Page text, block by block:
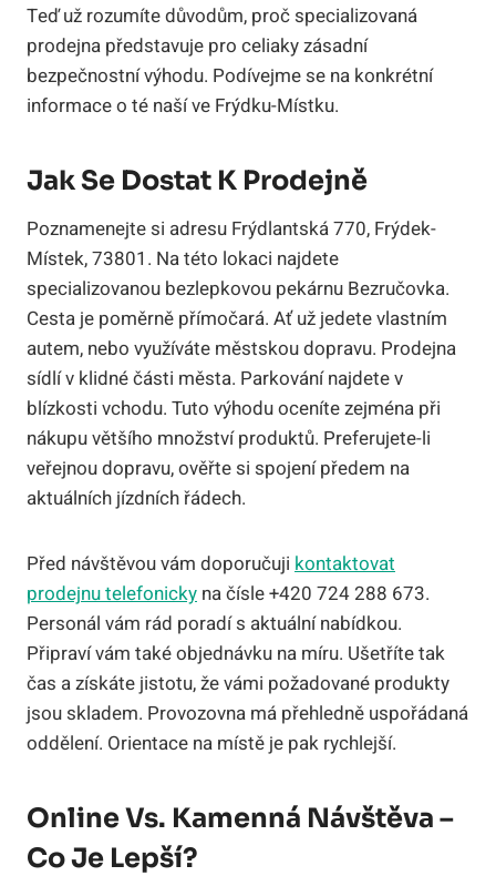
Teď už rozumíte důvodům, proč specializovaná
prodejna představuje pro celiaky zásadní
bezpečnostní výhodu. Podívejme se na konkrétní
informace o té naší ve Frýdku-Místku.
Jak Se Dostat K Prodejně
Poznamenejte si adresu Frýdlantská 770, Frýdek-
Místek, 73801. Na této lokaci najdete
specializovanou bezlepkovou pekárnu Bezručovka.
Cesta je poměrně přímočará. Ať už jedete vlastním
autem, nebo využíváte městskou dopravu. Prodejna
sídlí v klidné části města. Parkování najdete v
blízkosti vchodu. Tuto výhodu oceníte zejména při
nákupu většího množství produktů. Preferujete-li
veřejnou dopravu, ověřte si spojení předem na
aktuálních jízdních řádech.
Před návštěvou vám doporučuji kontaktovat
prodejnu telefonicky na čísle +420 724 288 673.
Personál vám rád poradí s aktuální nabídkou.
Připraví vám také objednávku na míru. Ušetříte tak
čas a získáte jistotu, že vámi požadované produkty
jsou skladem. Provozovna má přehledně uspořádaná
oddělení. Orientace na místě je pak rychlejší.
Online Vs. Kamenná Návštěva –
Co Je Lepší?